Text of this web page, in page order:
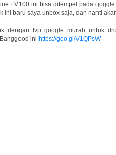
EV100 ini bisa ditempel pada
ini baru saya unbox saja, dan nanti
dengan fvp google murah untuk
ini https://goo.gl/V1QPsW